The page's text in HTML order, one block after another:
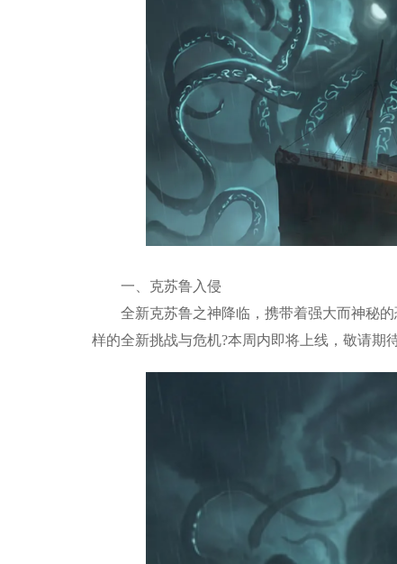
一、克苏鲁入侵
全新克苏鲁之神降临，携带着强大而神秘的
样的全新挑战与危机?本周内即将上线，敬请期